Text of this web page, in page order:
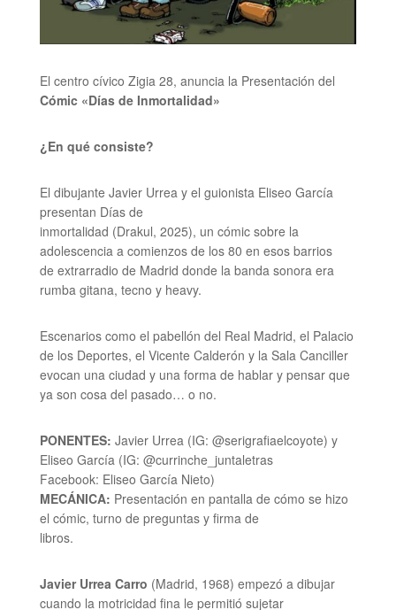
El centro cívico Zigia 28, anuncia la Presentación del
Cómic «Días de Inmortalidad»
¿En qué consiste?
El dibujante Javier Urrea y el guionista Eliseo García
presentan Días de
inmortalidad (Drakul, 2025), un cómic sobre la
adolescencia a comienzos de los 80 en esos barrios
de extrarradio de Madrid donde la banda sonora era
rumba gitana, tecno y heavy.
Escenarios como el pabellón del Real Madrid, el Palacio
de los Deportes, el Vicente Calderón y la Sala Canciller
evocan una ciudad y una forma de hablar y pensar que
ya son cosa del pasado… o no.
PONENTES: Javier Urrea (IG: @serigrafiaelcoyote) y
Eliseo García (IG: @currinche_juntaletras
Facebook: Eliseo García Nieto)
MECÁNICA: Presentación en pantalla de cómo se hizo
el cómic, turno de preguntas y firma de
libros.
Javier Urrea Carro (Madrid, 1968) empezó a dibujar
cuando la motricidad fina le permitió sujetar